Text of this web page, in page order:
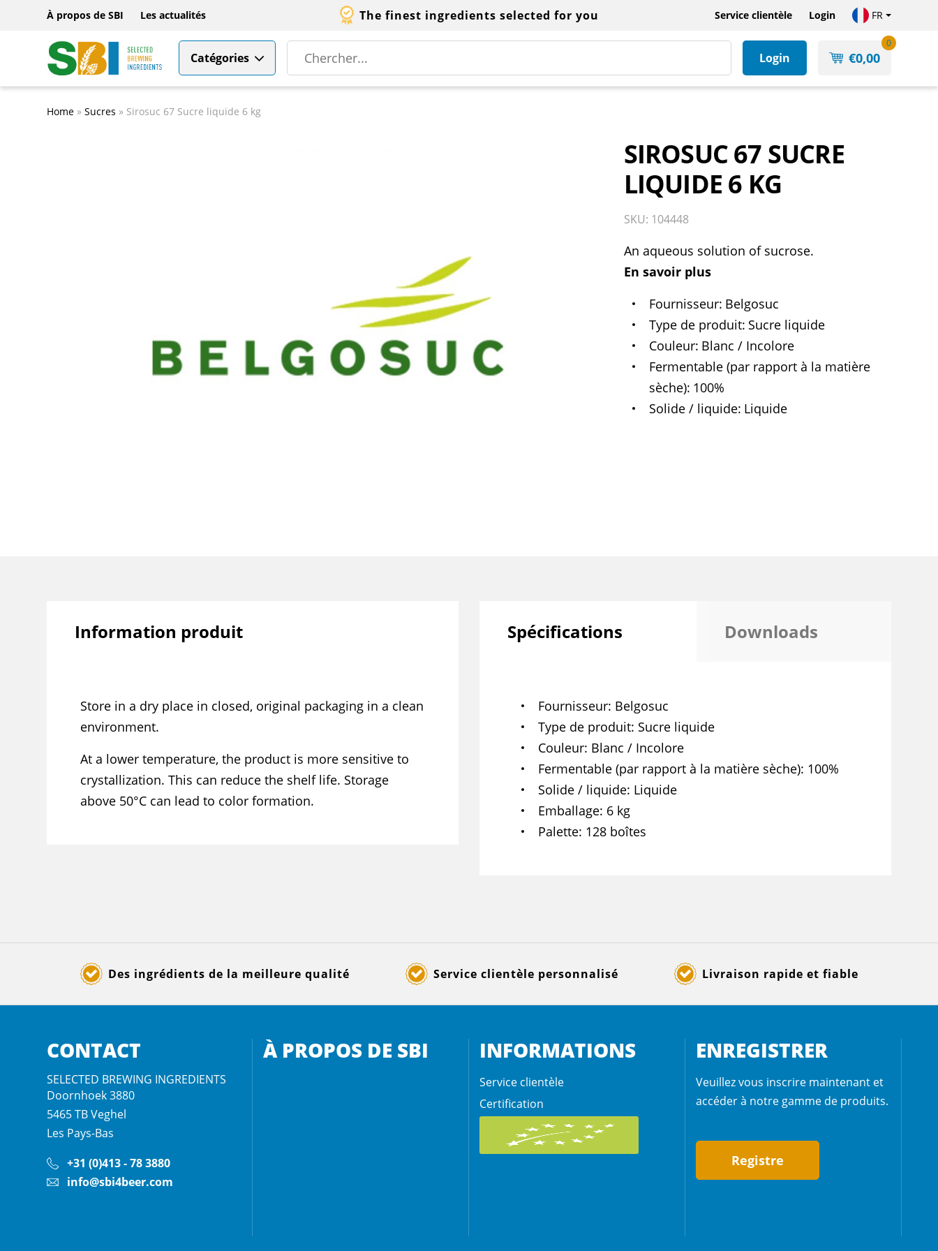
À propos de SBI Les actualités The finest ingredients selected for you Service clientèle Login FR
Catégories Login €0,00
0
Home » Sucres » Sirosuc 67 Sucre liquide 6 kg
SIROSUC 67 SUCRE
LIQUIDE 6 KG
SKU: 104448
An aqueous solution of sucrose.
En savoir plus
Fournisseur Belgosuc
Type de produit Sucre liquide
Couleur Blanc / Incolore
Fermentable (par rapport à la matière
sèche) 100%
Solide / liquide Liquide
Information produit
Store in a dry place in closed, original packaging in a clean
environment.
At a lower temperature, the product is more sensitive to
crystallization. This can reduce the shelf life. Storage
above 50°C can lead to color formation.
Spécifications Downloads
Fournisseur Belgosuc
Type de produit Sucre liquide
Couleur Blanc / Incolore
Fermentable (par rapport à la matière sèche) 100%
Solide / liquide Liquide
Emballage 6 kg
Palette 128 boîtes
Des ingrédients de la meilleure qualité Service clientèle personnalisé Livraison rapide et fiable
CONTACT
SELECTED BREWING INGREDIENTS
Doornhoek 3880
5465 TBVeghel
Les Pays-Bas
+31 (0)413 - 78 3880
info@sbi4beer.com
À PROPOS DE SBI INFORMATIONS
Service clientèle
Certification
ENREGISTRER
Veuillez vous inscrire maintenant et
accéder à notre gamme de produits.
Registre